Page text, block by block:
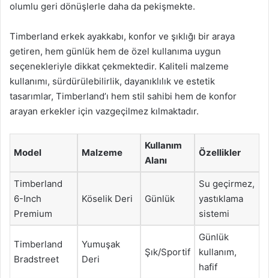
olumlu geri dönüşlerle daha da pekişmekte.
Timberland erkek ayakkabı, konfor ve şıklığı bir araya
getiren, hem günlük hem de özel kullanıma uygun
seçenekleriyle dikkat çekmektedir. Kaliteli malzeme
kullanımı, sürdürülebilirlik, dayanıklılık ve estetik
tasarımlar, Timberland’ı hem stil sahibi hem de konfor
arayan erkekler için vazgeçilmez kılmaktadır.
Model Malzeme
Kullanım
Alanı
Özellikler
Timberland
6-Inch
Premium
Köselik Deri Günlük
Su geçirmez,
yastıklama
sistemi
Timberland
Bradstreet
Yumuşak
Deri
Şık/Sportif
Günlük
kullanım,
hafif